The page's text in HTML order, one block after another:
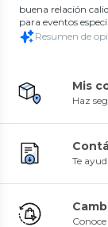
buena relación
para eventos
Resumen de
Mis
Haz
Te